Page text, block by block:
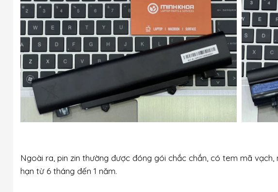
Ngoài ra, pin zin thường được đóng gói chắc chắn, có tem mã
hạn từ 6 tháng đến 1 năm.